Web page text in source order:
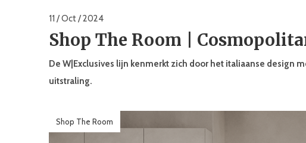
11 / Oct / 2024
Shop The Room |
De W|Exclusives lijn kenmerkt zich door het italiaanse
uitstraling.
Shop The Room